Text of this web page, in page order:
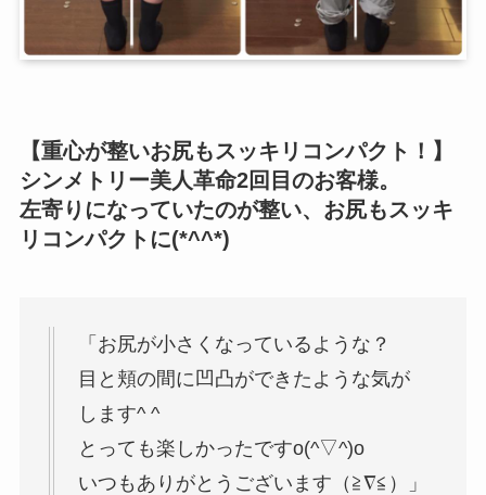
【重心が整いお尻もスッキリコンパクト！】
シンメトリー美人革命2回目のお客様。
左寄りになっていたのが整い、お尻もスッキ
リコンパクトに(*^^*)
「お尻が小さくなっているような？
目と頬の間に凹凸ができたような気が
します^ ^
とっても楽しかったですo(^▽^)o
いつもありがとうございます（≧∇≦）」